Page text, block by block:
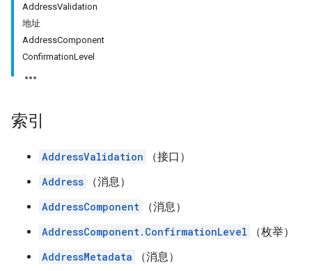
AddressValidation
地址
AddressComponent
ConfirmationLevel
索引
AddressValidation
（接口）
Address
（消息）
AddressComponent
（消息）
AddressComponent.ConfirmationLevel
（枚举）
AddressMetadata
（消息）